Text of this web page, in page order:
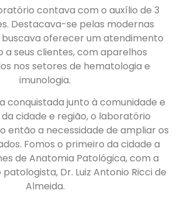
contava com o auxílio de 3
Destacava-se pelas modernas
buscava oferecer um atendimento
a seus clientes, com aparelhos
nos setores de hematologia e
imunologia.
conquistada junto à comunidade e
cidade e região, o laboratório
então a necessidade de ampliar os
Fomos o primeiro da cidade a
de Anatomia Patológica, com a
Dr. Luiz Antonio Ricci de
Almeida.